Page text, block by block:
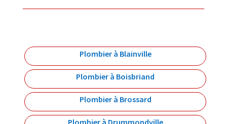
Plombier à Blainville
Plombier à Boisbriand
Plombier à Brossard